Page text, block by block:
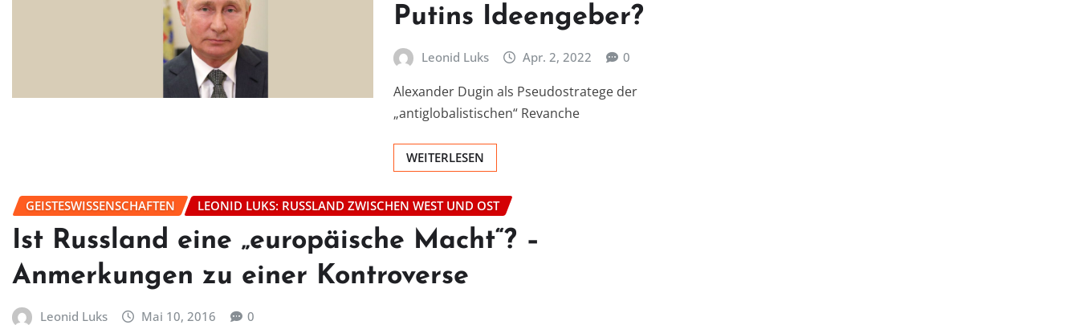
Putins Ideengeber?
Leonid Luks Apr. 2, 2022 0
Alexander Dugin als Pseudostratege der
„antiglobalistischen“ Revanche
WEITERLESEN
GEISTESWISSENSCHAFTEN LEONID LUKS: RUSSLAND ZWISCHEN WEST UND OST
Ist Russland eine „europäische Macht“? –
Anmerkungen zu einer Kontroverse
Leonid Luks Mai 10, 2016 0